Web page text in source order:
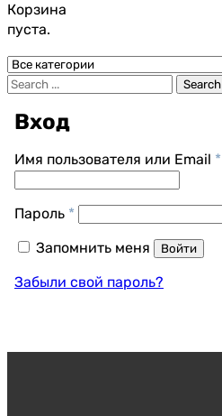
Корзина
пуста.
Search
Вход
Имя пользователя или Email *
Пароль *
Запомнить меня Войти
Забыли свой пароль?